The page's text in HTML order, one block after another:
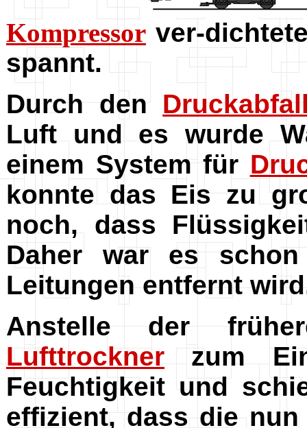
Kompressor ver-
spannt.
Durch den
Luft und es wurde
einem System für
konnte das Eis zu
noch, dass
Daher war es
Leitungen entfernt
Anstelle der
Lufttrockner zum
Feuchtigkeit und
effizient, dass die